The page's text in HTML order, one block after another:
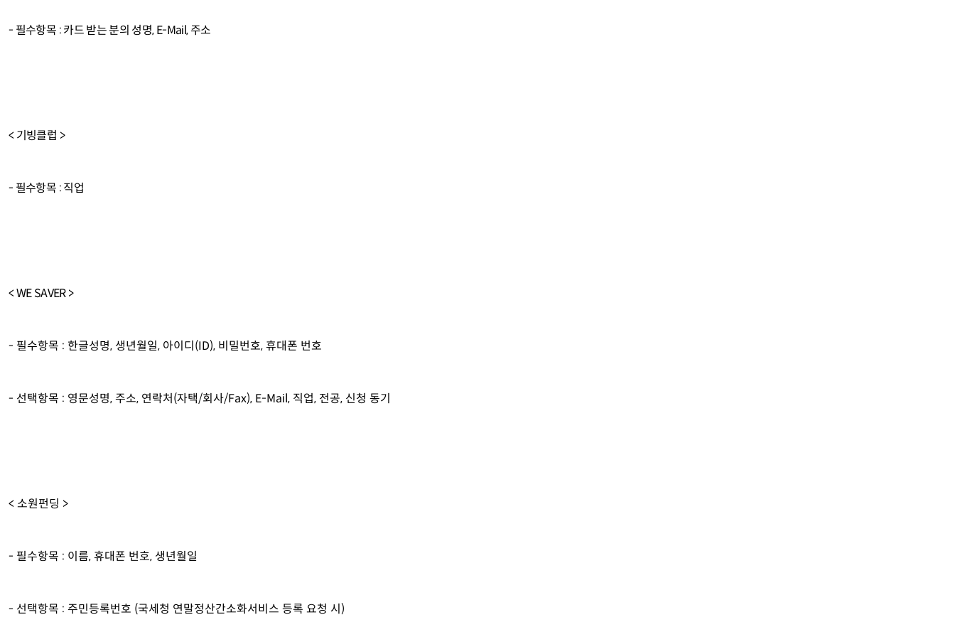
- 필수항목 : 카드 받는 분의 성명, E-Mail, 주소
< 기빙클럽 >
- 필수항목 : 직업
< WE SAVER >
- 필수항목 : 한글성명, 생년월일, 아이디(ID), 비밀번호, 휴대폰 번호
- 선택항목 : 영문성명, 주소, 연락처(자택/회사/Fax), E-Mail, 직업, 전공, 신청 동기
< 소원펀딩 >
- 필수항목 : 이름, 휴대폰 번호, 생년월일
- 선택항목 : 주민등록번호 (국세청 연말정산간소화서비스 등록 요청 시)